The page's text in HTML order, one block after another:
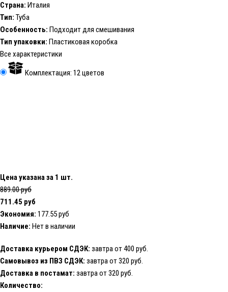
Страна: Италия
Тип: Туба
Особенность: Подходит для смешивания
Тип упаковки: Пластиковая коробка
Все характеристики
Комплектация: 12 цветов
Цена указана за 1 шт.
889.00 руб
711.45 руб
Экономия: 177.55 руб
Наличие: Нет в наличии
Доставка курьером СДЭК: завтра от 400 руб.
Самовывоз из ПВЗ СДЭК: завтра от 320 руб.
Доставка в постамат: завтра от 320 руб.
Количество: